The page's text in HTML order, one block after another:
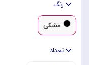
رنگ
مشکی
تعداد